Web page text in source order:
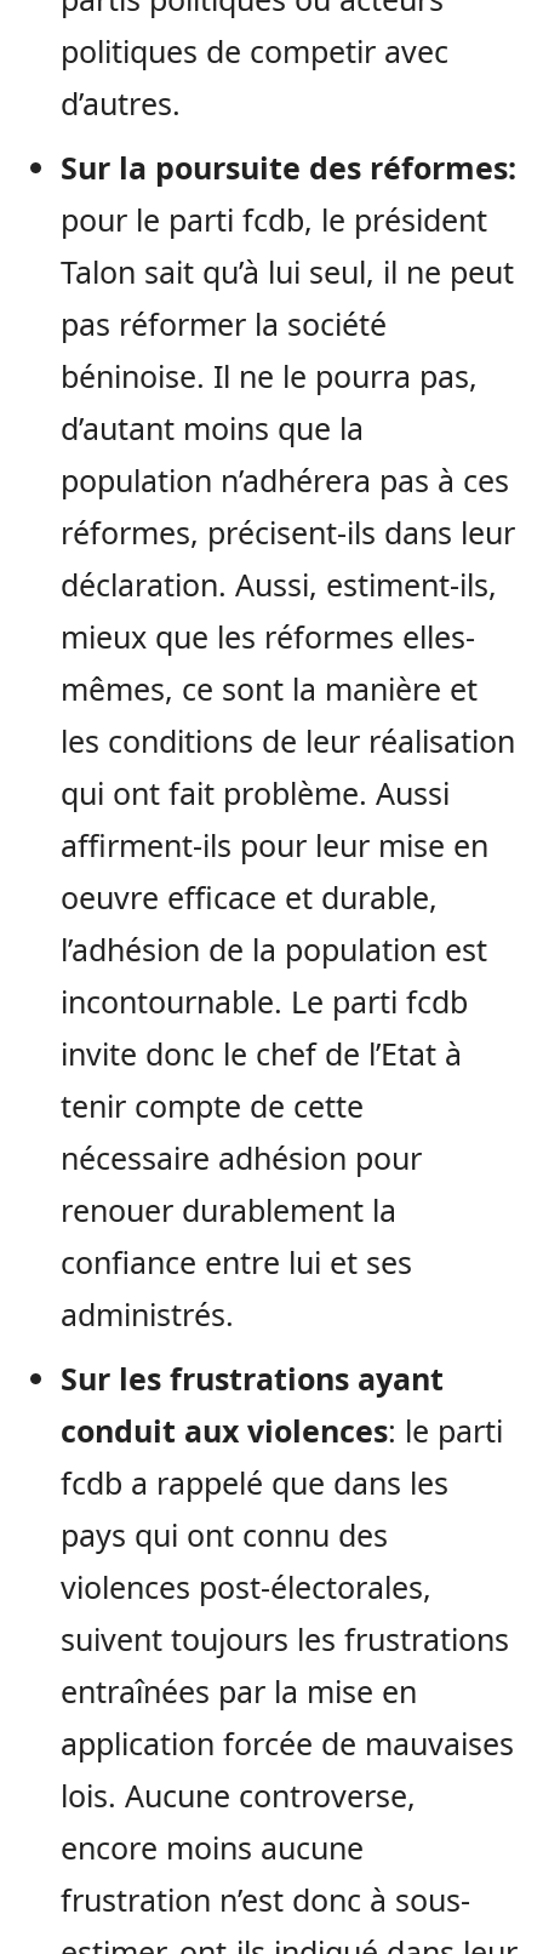
politiques de competir avec
d’autres.
Sur la poursuite des réformes:
pour le parti fcdb, le président
Talon sait qu’à lui seul, il ne peut
pas réformer la société
béninoise. Il ne le pourra pas,
d’autant moins que la
population n’adhérera pas à ces
réformes, précisent-ils dans leur
déclaration. Aussi, estiment-ils,
mieux que les réformes elles-
mêmes, ce sont la manière et
les conditions de leur réalisation
qui ont fait problème. Aussi
affirment-ils pour leur mise en
oeuvre efficace et durable,
l’adhésion de la population est
incontournable. Le parti fcdb
invite donc le chef de l’Etat à
tenir compte de cette
nécessaire adhésion pour
renouer durablement la
confiance entre lui et ses
administrés.
Sur les frustrations ayant
conduit aux violences: le parti
fcdb a rappelé que dans les
pays qui ont connu des
violences post-électorales,
suivent toujours les frustrations
entraînées par la mise en
application forcée de mauvaises
lois. Aucune controverse,
encore moins aucune
frustration n’est donc à sous-